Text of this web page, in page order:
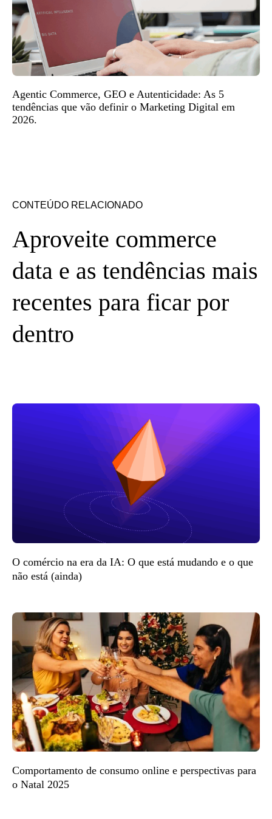
Agentic Commerce, GEO e Autenticidade: As 5
tendências que vão definir o Marketing Digital em
2026.
CONTEÚDO RELACIONADO
Aproveite commerce
data e as tendências mais
recentes para ficar por
dentro
O comércio na era da IA: O que está mudando e o que
não está (ainda)
Comportamento de consumo online e perspectivas para
o Natal 2025